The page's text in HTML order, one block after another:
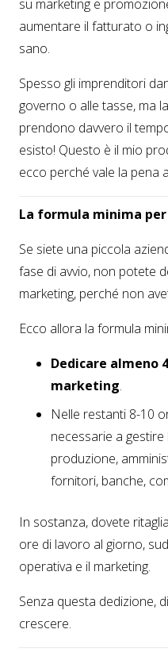
su marketing e
aumentare il fatturato o
sano.
Spesso gli imprenditori
governo o alle tasse, ma
prendono davvero il
esisto! Questo è il mio
ecco perché vale la pena
La formula minima per
Se siete una piccola
fase di avvio, non potete
marketing, perché non
Ecco allora la formula
Dedicare almeno
marketing.
Nelle restanti 8-10
necessarie a gestire
produzione,
fornitori, banche,
In sostanza, dovete
ore di lavoro al giorno,
operativa e il marketing.
Senza questa dedizione,
crescere.